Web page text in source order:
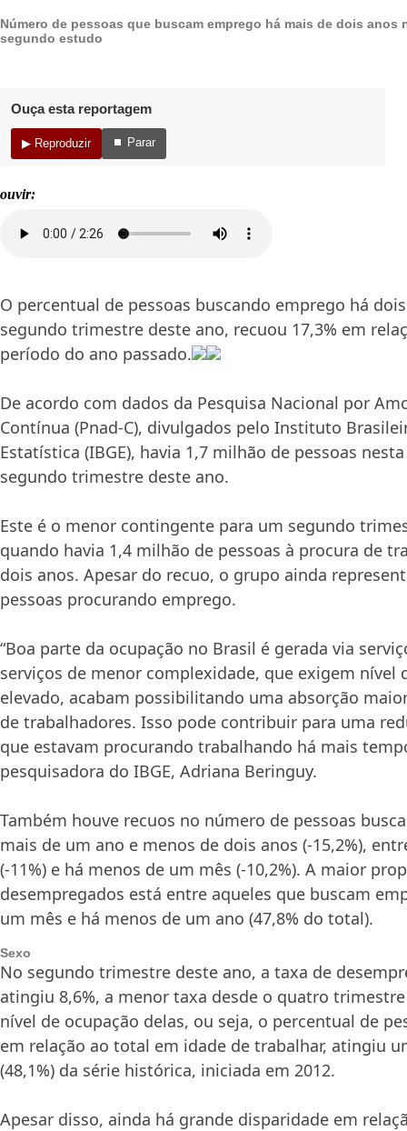
Número de pessoas que buscam emprego há mais de dois anos
segundo estudo
Ouça esta reportagem
▶ Reproduzir ⏹ Parar
ouvir:
O percentual de pessoas buscando emprego há
segundo trimestre deste ano, recuou 17,3% em
período do ano passado.
De acordo com dados da Pesquisa Nacional por
Contínua (Pnad-C), divulgados pelo Instituto
Estatística (IBGE), havia 1,7 milhão de pessoas
segundo trimestre deste ano.
Este é o menor contingente para um segundo
quando havia 1,4 milhão de pessoas à procura de
dois anos. Apesar do recuo, o grupo ainda
pessoas procurando emprego.
“Boa parte da ocupação no Brasil é gerada via
serviços de menor complexidade, que exigem nível
elevado, acabam possibilitando uma absorção
de trabalhadores. Isso pode contribuir para uma
que estavam procurando trabalhando há mais
pesquisadora do IBGE, Adriana Beringuy.
Também houve recuos no número de pessoas
mais de um ano e menos de dois anos (-15,2%),
(-11%) e há menos de um mês (-10,2%). A maior
desempregados está entre aqueles que buscam
um mês e há menos de um ano (47,8% do total).
Sexo
No segundo trimestre deste ano, a taxa de
atingiu 8,6%, a menor taxa desde o quatro trimestre
nível de ocupação delas, ou seja, o percentual de
em relação ao total em idade de trabalhar, atingiu
(48,1%) da série histórica, iniciada em 2012.
Apesar disso, ainda há grande disparidade em